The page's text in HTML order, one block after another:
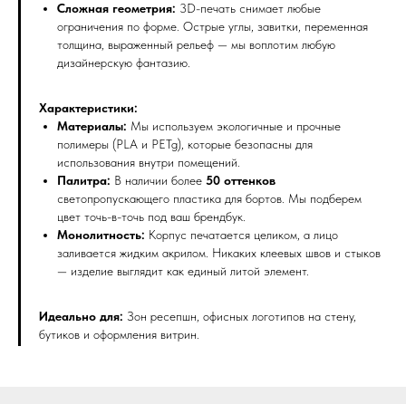
Сложная геометрия: 3D-печать снимает любые
ограничения по форме. Острые углы, завитки, переменная
толщина, выраженный рельеф — мы воплотим любую
дизайнерскую фантазию.
Характеристики:
Материалы: Мы используем экологичные и прочные
полимеры (PLA и PETg), которые безопасны для
использования внутри помещений.
Палитра: В наличии более 50 оттенков
светопропускающего пластика для бортов. Мы подберем
цвет точь-в-точь под ваш брендбук.
Монолитность: Корпус печатается целиком, а лицо
заливается жидким акрилом. Никаких клеевых швов и стыков
— изделие выглядит как единый литой элемент.
Идеально для: Зон ресепшн, офисных логотипов на стену,
бутиков и оформления витрин.